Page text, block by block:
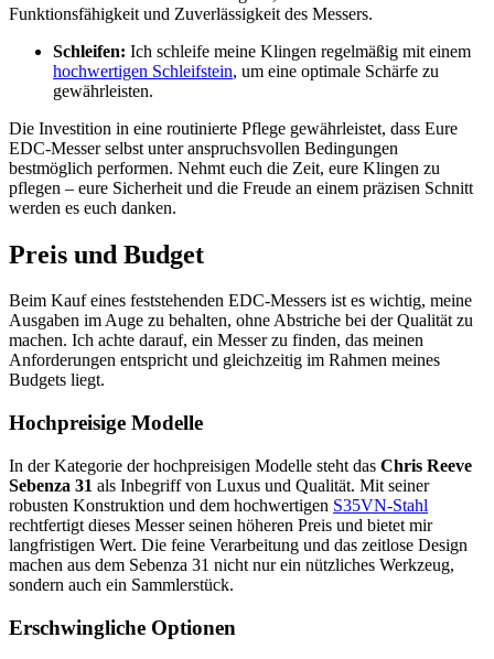
Funktionsfähigkeit und Zuverlässigkeit des Messers.
Schleifen: Ich schleife meine Klingen regelmäßig mit einem
hochwertigen Schleifstein, um eine optimale Schärfe zu
gewährleisten.
Die Investition in eine routinierte Pflege gewährleistet, dass Eure
EDC-Messer selbst unter anspruchsvollen Bedingungen
bestmöglich performen. Nehmt euch die Zeit, eure Klingen zu
pflegen – eure Sicherheit und die Freude an einem präzisen Schnitt
werden es euch danken.
Preis und Budget
Beim Kauf eines feststehenden EDC-Messers ist es wichtig, meine
Ausgaben im Auge zu behalten, ohne Abstriche bei der Qualität zu
machen. Ich achte darauf, ein Messer zu finden, das meinen
Anforderungen entspricht und gleichzeitig im Rahmen meines
Budgets liegt.
Hochpreisige Modelle
In der Kategorie der hochpreisigen Modelle steht das Chris Reeve
Sebenza 31 als Inbegriff von Luxus und Qualität. Mit seiner
robusten Konstruktion und dem hochwertigen S35VN-Stahl
rechtfertigt dieses Messer seinen höheren Preis und bietet mir
langfristigen Wert. Die feine Verarbeitung und das zeitlose Design
machen aus dem Sebenza 31 nicht nur ein nützliches Werkzeug,
sondern auch ein Sammlerstück.
Erschwingliche Optionen